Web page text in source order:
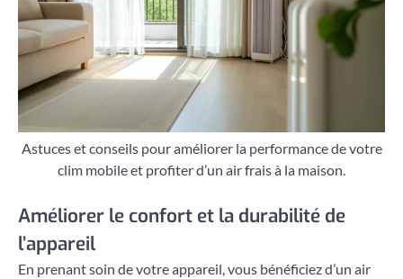
Astuces et conseils pour améliorer la performance de votre
clim mobile et profiter d’un air frais à la maison.
Améliorer le confort et la durabilité de
l’appareil
En prenant soin de votre appareil, vous bénéficiez d’un air